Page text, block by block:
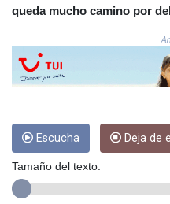
queda mucho camino por
Escucha Deja de
Tamaño del texto: